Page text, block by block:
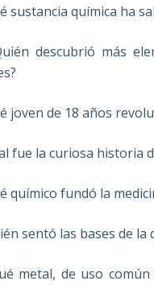
sustancia química ha
descubrió más
joven de 18 años
fue la curiosa historia
químico fundó la
sentó las bases de la
metal, de uso común